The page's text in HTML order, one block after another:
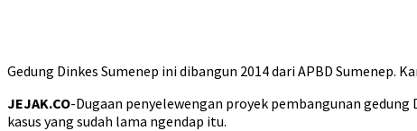
Gedung Dinkes Sumenep ini dibangun 2014 dari APBD
JEJAK.CO-Dugaan penyelewengan proyek pembangunan
kasus yang sudah lama ngendap itu.